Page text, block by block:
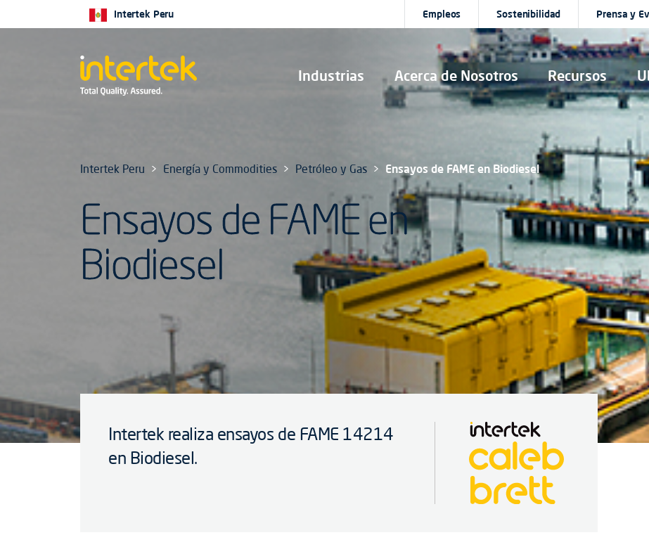
Industrias Acerca de Nosotros Recursos
Intertek Peru Empleos Sostenibilidad Prensa y
Intertek Peru Energía y Commodities Petróleo y Gas Ensayos de FAME en Biodiesel
Ensayos de FAME en
Biodiesel
Intertek realiza ensayos de FAME 14214
en Biodiesel.